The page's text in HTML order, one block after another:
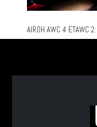
AIROH AWC 4 ETAWC